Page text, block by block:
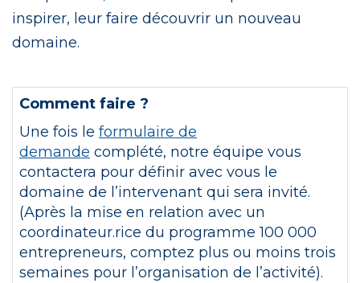
inspirer, leur faire découvrir un nouveau
domaine.
Comment faire ?
Une fois le formulaire de
demande complété, notre équipe vous
contactera pour définir avec vous le
domaine de l’intervenant qui sera invité.
(Après la mise en relation avec un
coordinateur.rice du programme 100 000
entrepreneurs, comptez plus ou moins trois
semaines pour l’organisation de l’activité).